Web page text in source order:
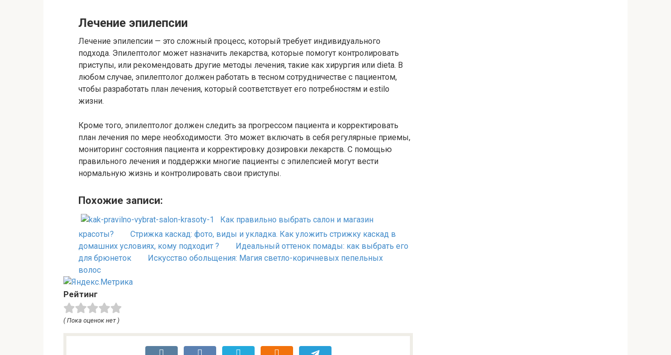
Лечение эпилепсии
Лечение эпилепсии — это сложный процесс, который требует индивидуального
подхода. Эпилептолог может назначить лекарства, которые помогут контролировать
приступы, или рекомендовать другие методы лечения, такие как хирургия или dieta. В
любом случае, эпилептолог должен работать в тесном сотрудничестве с пациентом,
чтобы разработать план лечения, который соответствует его потребностям и estilo
жизни.
Кроме того, эпилептолог должен следить за прогрессом пациента и корректировать
план лечения по мере необходимости. Это может включать в себя регулярные приемы,
мониторинг состояния пациента и корректировку дозировки лекарств. С помощью
правильного лечения и поддержки многие пациенты с эпилепсией могут вести
нормальную жизнь и контролировать свои приступы.
Похожие записи:
Как правильно выбрать салон и магазин
красоты?
Стрижка каскад: фото, виды и укладка. Как уложить стрижку каскад в
домашних условиях, кому подходит ?
Идеальный оттенок помады: как выбрать его
для брюнеток
Искусство обольщения: Магия светло-коричневых пепельных
волос
Рейтинг
( Пока оценок нет )